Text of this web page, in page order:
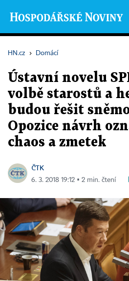
HN.cz › Domácí
Ústavní novelu
volbě starostů a
budou řešit
Opozice návrh
chaos a zmetek
ČTK
6. 3. 2018 19:12 ▪ 2 min. čtení